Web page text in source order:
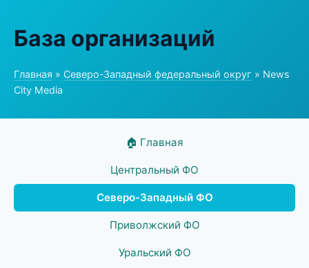
База организаций
Главная » Северо-Западный федеральный округ » News
City Media
🏠 Главная
Центральный ФО
Северо-Западный ФО
Приволжский ФО
Уральский ФО